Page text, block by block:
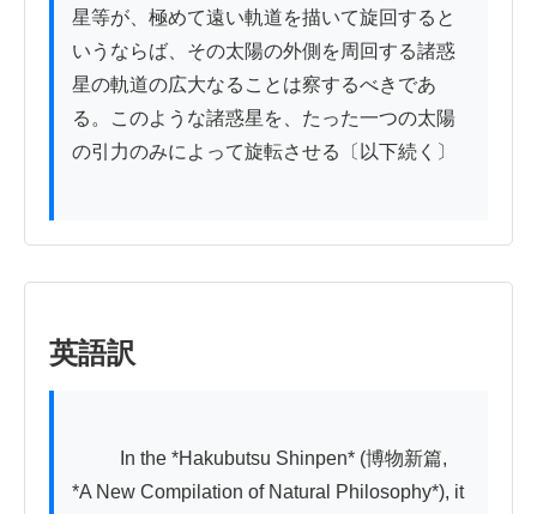
星等が、極めて遠い軌道を描いて旋回すると
いうならば、その太陽の外側を周回する諸惑
星の軌道の広大なることは察するべきであ
る。このような諸惑星を、たった一つの太陽
の引力のみによって旋転させる〔以下続く〕
英語訳
*A New Compilation of Natural Philosophy*), it